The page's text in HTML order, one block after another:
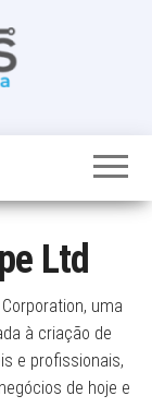
Ltd
uma
à criação de
e profissionais,
de hoje e